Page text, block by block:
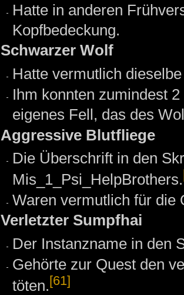
Hatte in anderen
Kopfbedeckung.
Schwarzer Wolf
Hatte vermutlich
Ihm konnten zumindest
eigenes Fell, das des
Aggressive Blutfliege
Die Überschrift in den
Mis_1_Psi_HelpBrothers.
Waren vermutlich für die
Verletzter Sumpfhai
Der Instanzname in den
Gehörte zur Quest den
töten.[61]